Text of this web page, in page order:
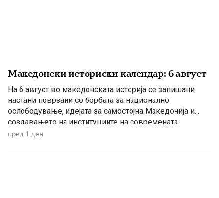
Македонски историски календар: 6 август
На 6 август во македонската историја се запишани
настани поврзани со борбата за национално
ослободување, идејата за самостојна Македонија и
создавањето на институциите на современата
македонска држава. 1875 – Роден е Григорие Хаџи
Григорие Хаџи Ташковиќ – македонски револуционер,
пред 1 ден